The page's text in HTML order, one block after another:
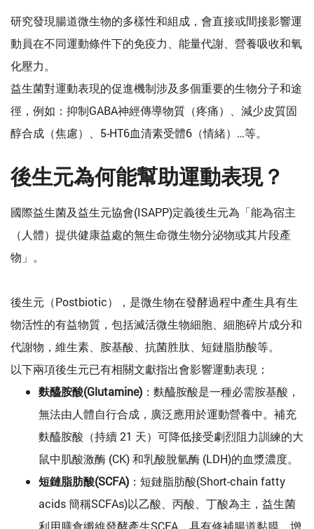
研究發現腸道微生物的多樣性和組成，會直接或間接影響運
動員在不同運動條件下的免疫力、能量代謝、營養吸收和氧
化壓力。
益生菌對運動表現的促進機制涉及多個重要的生物分子和途
徑，例如：抑制GABA神經傳導物質（疼痛）、減少皮質固
醇合成（焦慮）、5-HT6血清素受體6（情緒）…等。
後生元為何能幫助運動表現？
國際益生菌及益生元協會(ISAPP)定義後生元為「能為宿主
（人體）提供健康益處的無生命微生物分泌物或其片段產
物」。
後生元（Postbiotic），是微生物在發酵過程中產生具有生
物活性的有益物質，包括滅活微生物細胞、細胞碎片成分和
代謝物，維生素、胺基酸、抗菌胜肽、短鏈脂肪酸等。
以下兩項後生元已有相關文獻指出會影響運動表現：
麩醯胺酸(Glutamine) ：麩醯胺酸是一種必需胺基酸，
無法由人體自行合成，廣泛應用於運動營養中。補充
麩醯胺酸（持續 21 天）可降低接受劇烈阻力訓練的大
鼠中肌酸激酶 (CK) 和乳酸脫氫酶 (LDH)的血漿濃度。
短鏈脂肪酸(SCFA) ：短鏈脂肪酸(Short-chain fatty
acids 簡稱SCFAs)以乙酸、丙酸、丁酸為主，益生菌
利用膳食纖維發酵產生SCFA，具有修補腸道黏膜、增